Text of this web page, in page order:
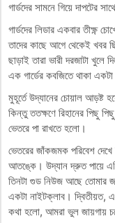
গার্ডদের সামনে গিয়ে দাপটের
গার্ডদের লিডার একবার তীক্ষ্ণ
তাদের কাছে আগে থেকেই
ছাড়াই তারা ভারী দরজাটা
এক গার্ডের কবজিতে থাকা
মুহূর্তে উদ্যানের চোয়াল আড়ষ্ট
কিন্তু ততক্ষণে রিহানের পিছু
ভেতরে পা রাখতে হলো।
ভেতরের জাঁকজমক পরিবেশ
আতঙ্কে। উদ্যান দ্রুত পায়ে
তিনটা গুড নিউজ আছে তোমার
একটা নাইটক্লাব। দ্বিতীয়ত,
কথা হলো, আমরা ভুল জায়গায়